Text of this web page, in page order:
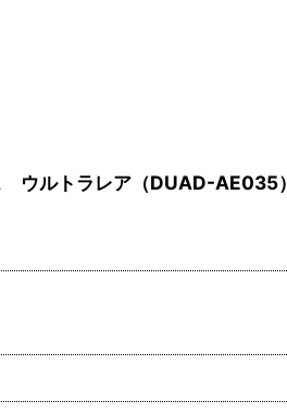
ウルトラレア（DUAD-AE035）